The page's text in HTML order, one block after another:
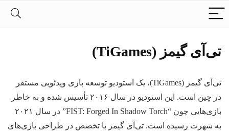
تی‌آی گیمز (TiGames)
تی‌آی گیمز (TiGames)، یک استودیو توسعه بازی ویدئویی مستقر
در چین است. این استودیو در سال ۲۰۱۶ تأسیس شده و به خاطر
بازی‌هایی چون “FIST: Forged In Shadow Torch” در سال ۲۰۲۱
به شهرت رسیده است. تی‌آی گیمز با تخصص در طراحی بازی‌های